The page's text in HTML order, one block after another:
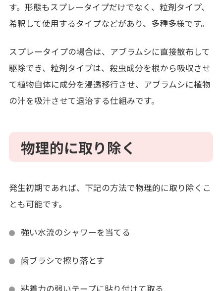
す。形態もスプレータイプだけでなく、粒剤タイプ、
希釈して使用するタイプなどがあり、多種多様です。
スプレータイプの場合は、アブラムシに直接散布して
駆除でき、粒剤タイプは、殺虫成分を根から吸収させ
て植物自体に成分を浸透移行させ、アブラムシに植物
の汁を吸汁させて退治する仕組みです。
物理的に取り除く
発生初期であれば、下記の方法で物理的に取り除くこ
とも可能です。
強い水流のシャワーを当てる
歯ブラシで擦り落とす
粘着力の弱いテープに貼り付けて取る